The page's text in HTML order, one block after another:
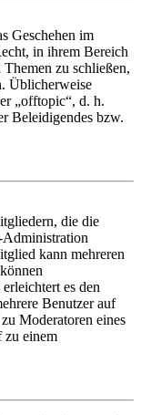
Geschehen im
in ihrem Bereich
zu schließen,
Üblicherweise
„offtopic“, d. h.
Beleidigendes bzw.
die die
kann mehreren
es den
Benutzer auf
Moderatoren eines
zu einem